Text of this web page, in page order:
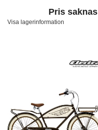
Pris saknas
Visa lagerinformation